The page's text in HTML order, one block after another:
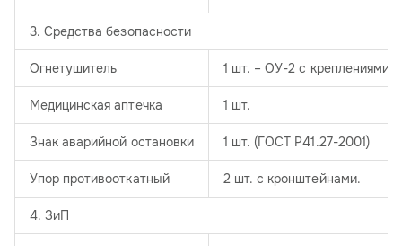
3. Средства безопасности
Огнетушитель 1 шт. – ОУ-2 с креплениями
Медицинская аптечка 1 шт.
Знак аварийной остановки 1 шт. (ГОСТ Р41.27-2001)
Упор противооткатный 2 шт. с кронштейнами.
4. ЗиП